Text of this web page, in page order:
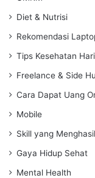
Diet & Nutrisi
Rekomendasi
Tips Kesehatan
Freelance & Side
Cara Dapat Uang
Mobile
Skill yang
Gaya Hidup Sehat
Mental Health